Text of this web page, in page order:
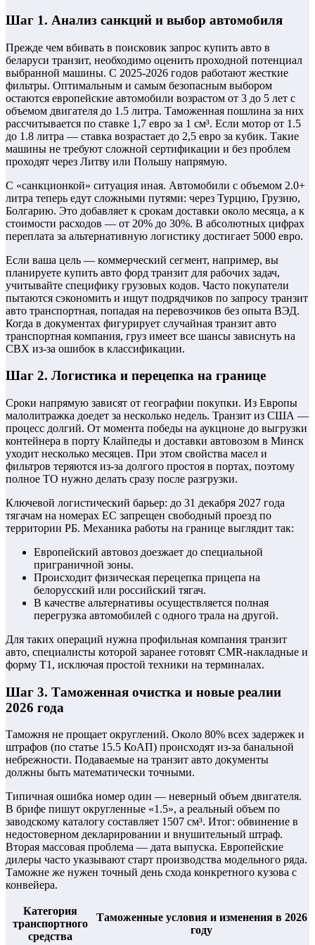
Шаг 1. Анализ санкций и выбор автомобиля
Прежде чем вбивать в поисковик запрос купить авто в
беларуси транзит, необходимо оценить проходной потенциал
выбранной машины. С 2025-2026 годов работают жесткие
фильтры. Оптимальным и самым безопасным выбором
остаются европейские автомобили возрастом от 3 до 5 лет с
объемом двигателя до 1.5 литра. Таможенная пошлина за них
рассчитывается по ставке 1,7 евро за 1 см³. Если мотор от 1.5
до 1.8 литра — ставка возрастает до 2,5 евро за кубик. Такие
машины не требуют сложной сертификации и без проблем
проходят через Литву или Польшу напрямую.
С «санкционкой» ситуация иная. Автомобили с объемом 2.0+
литра теперь едут сложными путями: через Турцию, Грузию,
Болгарию. Это добавляет к срокам доставки около месяца, а к
стоимости расходов — от 20% до 30%. В абсолютных цифрах
переплата за альтернативную логистику достигает 5000 евро.
Если ваша цель — коммерческий сегмент, например, вы
планируете купить авто форд транзит для рабочих задач,
учитывайте специфику грузовых кодов. Часто покупатели
пытаются сэкономить и ищут подрядчиков по запросу транзит
авто транспортная, попадая на перевозчиков без опыта ВЭД.
Когда в документах фигурирует случайная транзит авто
транспортная компания, груз имеет все шансы зависнуть на
СВХ из-за ошибок в классификации.
Шаг 2. Логистика и перецепка на границе
Сроки напрямую зависят от географии покупки. Из Европы
малолитражка доедет за несколько недель. Транзит из США —
процесс долгий. От момента победы на аукционе до выгрузки
контейнера в порту Клайпеды и доставки автовозом в Минск
уходит несколько месяцев. При этом свойства масел и
фильтров теряются из-за долгого простоя в портах, поэтому
полное ТО нужно делать сразу после разгрузки.
Ключевой логистический барьер: до 31 декабря 2027 года
тягачам на номерах ЕС запрещен свободный проезд по
территории РБ. Механика работы на границе выглядит так:
Европейский автовоз доезжает до специальной
приграничной зоны.
Происходит физическая перецепка прицепа на
белорусский или российский тягач.
В качестве альтернативы осуществляется полная
перегрузка автомобилей с одного трала на другой.
Для таких операций нужна профильная компания транзит
авто, специалисты которой заранее готовят CMR-накладные и
форму T1, исключая простой техники на терминалах.
Шаг 3. Таможенная очистка и новые реалии
2026 года
Таможня не прощает округлений. Около 80% всех задержек и
штрафов (по статье 15.5 КоАП) происходят из-за банальной
небрежности. Подаваемые на транзит авто документы
должны быть математически точными.
Типичная ошибка номер один — неверный объем двигателя.
В брифе пишут округленные «1.5», а реальный объем по
заводскому каталогу составляет 1507 см³. Итог: обвинение в
недостоверном декларировании и внушительный штраф.
Вторая массовая проблема — дата выпуска. Европейские
дилеры часто указывают старт производства модельного ряда.
Таможне же нужен точный день схода конкретного кузова с
конвейера.
Категория
транспортного
средства
Таможенные условия и изменения в 2026
году